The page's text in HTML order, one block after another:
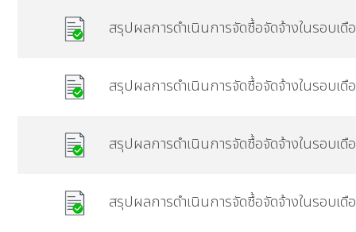
สรุปผลการดำเนินการจัดซื้อจัดจ้างในรอบเ
สรุปผลการดำเนินการจัดซื้อจัดจ้างในรอบ
สรุปผลการดำเนินการจัดซื้อจัดจ้างในรอบ
สรุปผลการดำเนินการจัดซื้อจัดจ้างในรอบ